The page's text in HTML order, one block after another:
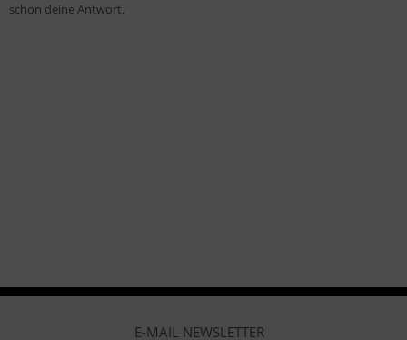
schon deine Antwort.
E-MAIL NEWSLETTER